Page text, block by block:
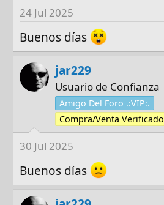
24 Jul 2025
Buenos días
jar229
Usuario de Confianza
Amigo Del Foro .:VIP:.
Compra/Venta Verificado
30 Jul 2025
Buenos días